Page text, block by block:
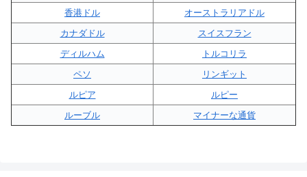
香港ドル
オーストラリアドル
カナダドル
スイスフラン
ディルハム
トルコリラ
ペソ
リンギット
ルピア
ルピー
ルーブル
マイナーな通貨